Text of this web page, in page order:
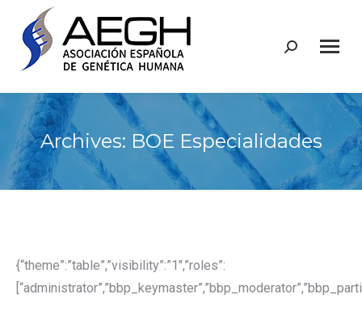
Buscar:
Archives: BOE Especialidades
{“theme”:”table”,”visibility”:”1″,”roles”: